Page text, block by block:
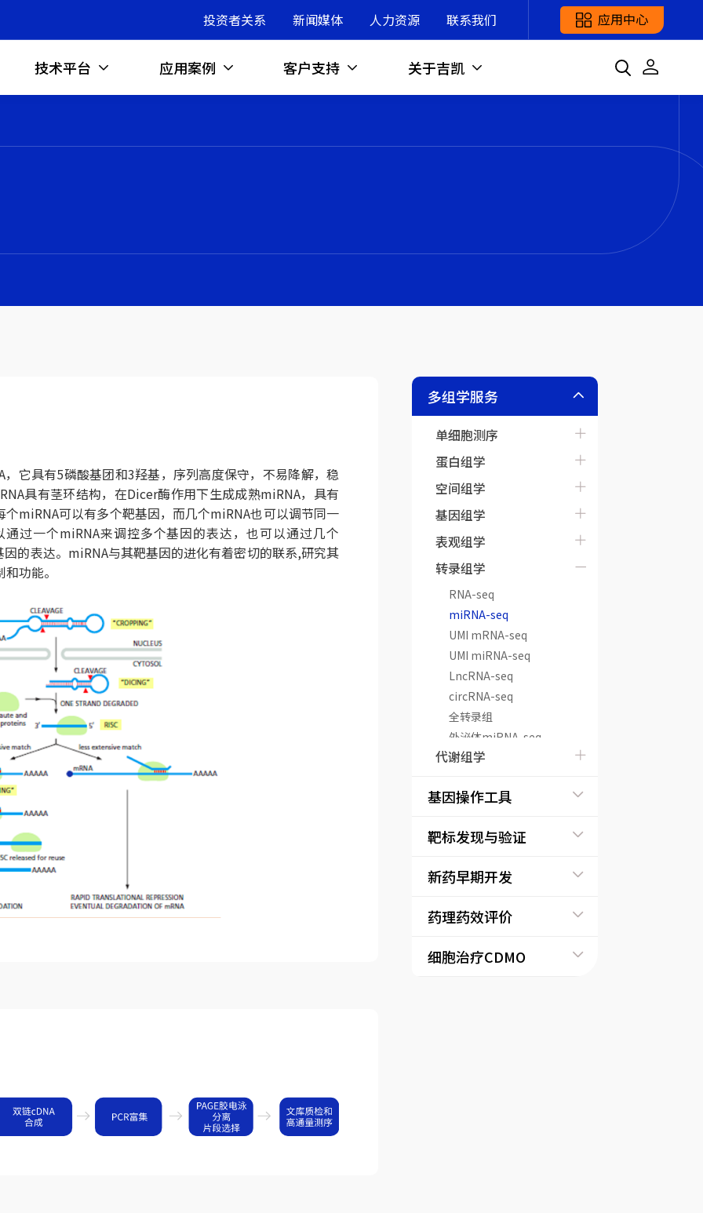
投资者关系 新闻媒体 人力资源 联系我们 应用中心
技术平台 应用案例 客户支持 关于吉凯
它具有5磷酸基团和3羟基，序列高度保守，不易降解，稳
具有茎环结构，在Dicer酶作用下生成成熟miRNA，具有
miRNA可以有多个靶基因，而几个miRNA也可以调节同一
过一个miRNA来调控多个基因的表达，也可以通过几个
的表达。miRNA与其靶基因的进化有着密切的联系,研究其
功能。
多组学服务
单细胞测序
蛋白组学
空间组学
基因组学
表观组学
转录组学
RNA-seq
miRNA-seq
UMI mRNA-seq
UMI miRNA-seq
LncRNA-seq
circRNA-seq
全转录组
外泌体miRNA-seq
外泌体LnRNA-seq
（RNA-seq+IPA）
代谢组学
基因操作工具
靶标发现与验证
新药早期开发
药理药效评价
细胞治疗CDMO